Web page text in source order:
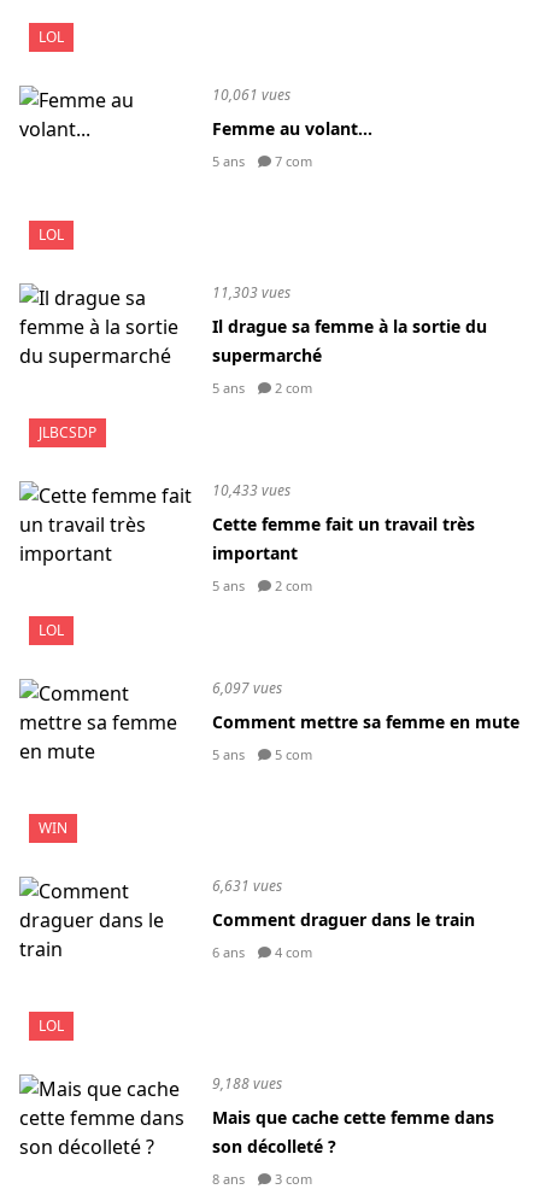
LOL
LOL
10,061 vues
Femme au volant...
5 ans 7 com
JLBCSDP
11,303 vues
Il drague sa femme à la sortie du
supermarché
5 ans 2 com
LOL
10,433 vues
Cette femme fait un travail très
important
5 ans 2 com
WIN
6,097 vues
Comment mettre sa femme en mute
5 ans 5 com
LOL
6,631 vues
Comment draguer dans le train
6 ans 4 com
9,188 vues
Mais que cache cette femme dans
son décolleté ?
8 ans 3 com